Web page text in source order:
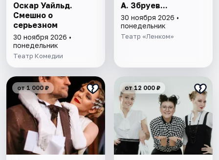
Оскар Уайльд.
Смешно о
серьезном
30 ноября 2026 •
понедельник
Театр Комедии
А. Збруев...
30 ноября 2026 •
понедельник
Театр «Ленком»
от 1 000 ₽ от 12 000 ₽